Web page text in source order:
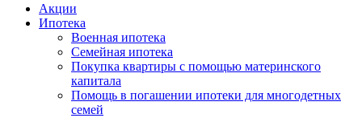
Акции
Ипотека
Военная ипотека
Семейная ипотека
Покупка квартиры с помощью материнского
капитала
Помощь в погашении ипотеки для многодетных
семей